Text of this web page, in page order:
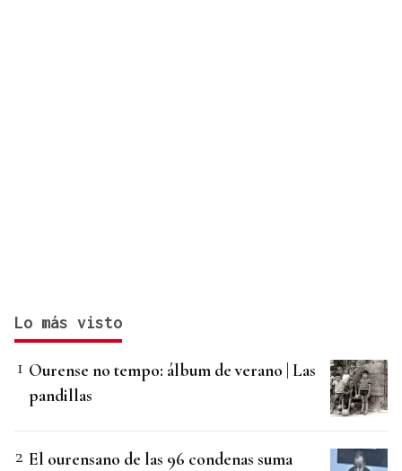
Lo más visto
Ourense no tempo: álbum de verano | Las
pandillas
El ourensano de las 96 condenas suma